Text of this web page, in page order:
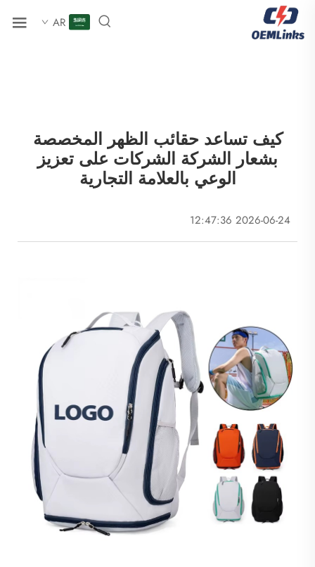
AR
كيف تساعد حقائب الظهر المخصصة
بشعار الشركة الشركات على تعزيز
الوعي بالعلامة التجارية
2026-06-24 12:47:36